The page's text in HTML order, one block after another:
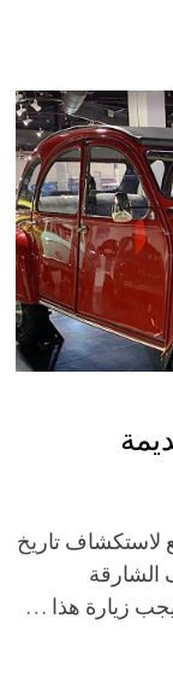
لاستكشاف تاريخ
الشارقة
يجب زيارة هذا …